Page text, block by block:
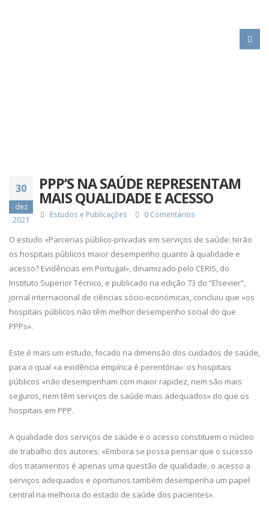
30
dez
2021
PPP’S NA SAÚDE REPRESENTAM
MAIS QUALIDADE E ACESSO
Estudos e Publicações 0 Comentários
O estudo «Parcerias público-privadas em serviços de saúde: terão
os hospitais públicos maior desempenho quanto à qualidade e
acesso? Evidências em Portugal», dinamizado pelo CERIS, do
Instituto Superior Técnico, e publicado na edição 73 do “Elsevier”,
jornal internacional de ciências sócio-económicas, concluiu que «os
hospitais públicos não têm melhor desempenho social do que
PPPs».
Este é mais um estudo, focado na dimensão dos cuidados de saúde,
para o qual «a evidência empírica é perentória»: os hospitais
públicos «não desempenham com maior rapidez, nem são mais
seguros, nem têm serviços de saúde mais adequados» do que os
hospitais em PPP.
A qualidade dos serviços de saúde e o acesso constituem o núcleo
de trabalho dos autores: «Embora se possa pensar que o sucesso
dos tratamentos é apenas uma questão de qualidade, o acesso a
serviços adequados e oportunos também desempenha um papel
central na melhoria do estado de saúde dos pacientes».